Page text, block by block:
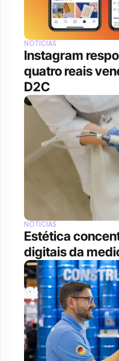
NOTÍCIAS
Instagram
quatro reais
D2C
NOTÍCIAS
Estética
digitais da